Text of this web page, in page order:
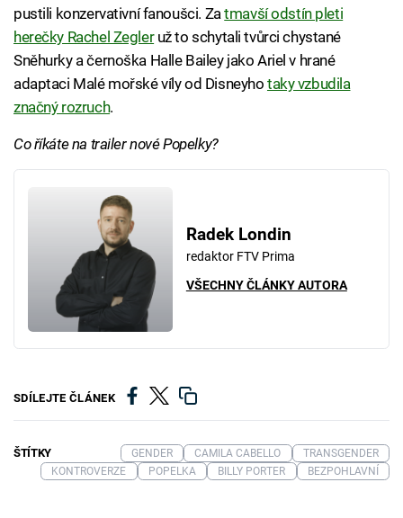
pustili konzervativní fanoušci. Zatmavší odstín pleti
herečky Rachel Zegleruž to schytali tvůrci chystané
Sněhurky a černoška Halle Bailey jako Ariel v hrané
adaptaci Malé mořské víly od Disneyho taky vzbudila
značný rozruch.
Co říkáte na trailer nové Popelky?
Radek Londin
redaktor FTV Prima
VŠECHNY ČLÁNKY AUTORA
SDÍLEJTE ČLÁNEK
ŠTÍTKY GENDER CAMILA CABELLO
TRANSGENDER
KONTROVERZE
POPELKA BILLY PORTER BEZPOHLAVNÍ